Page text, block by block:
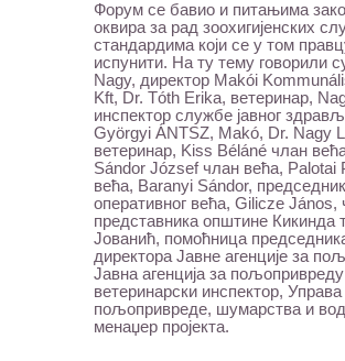
Форум се бавио и питањима
оквира за рад зоохигијенских
стандардима који се у том
испунити. На ту тему говорили
Nagy, директор Makói
Kft, Dr. Tóth Erika, ветеринар,
инспектор службе јавног
Györgyi ÁNTSZ, Makó, Dr. Nagy
ветеринар, Kiss Béláné члан
Sándor József члан већа, Palotai
већа, Baranyi Sándor,
оперативног већа, Gilicze
представника општине Кикинда
Јованић, помоћница
директора Јавне агенције за
Јавна агенција за
ветеринарски инспектор,
пољопривреде, шумарства и
менаџер пројекта.